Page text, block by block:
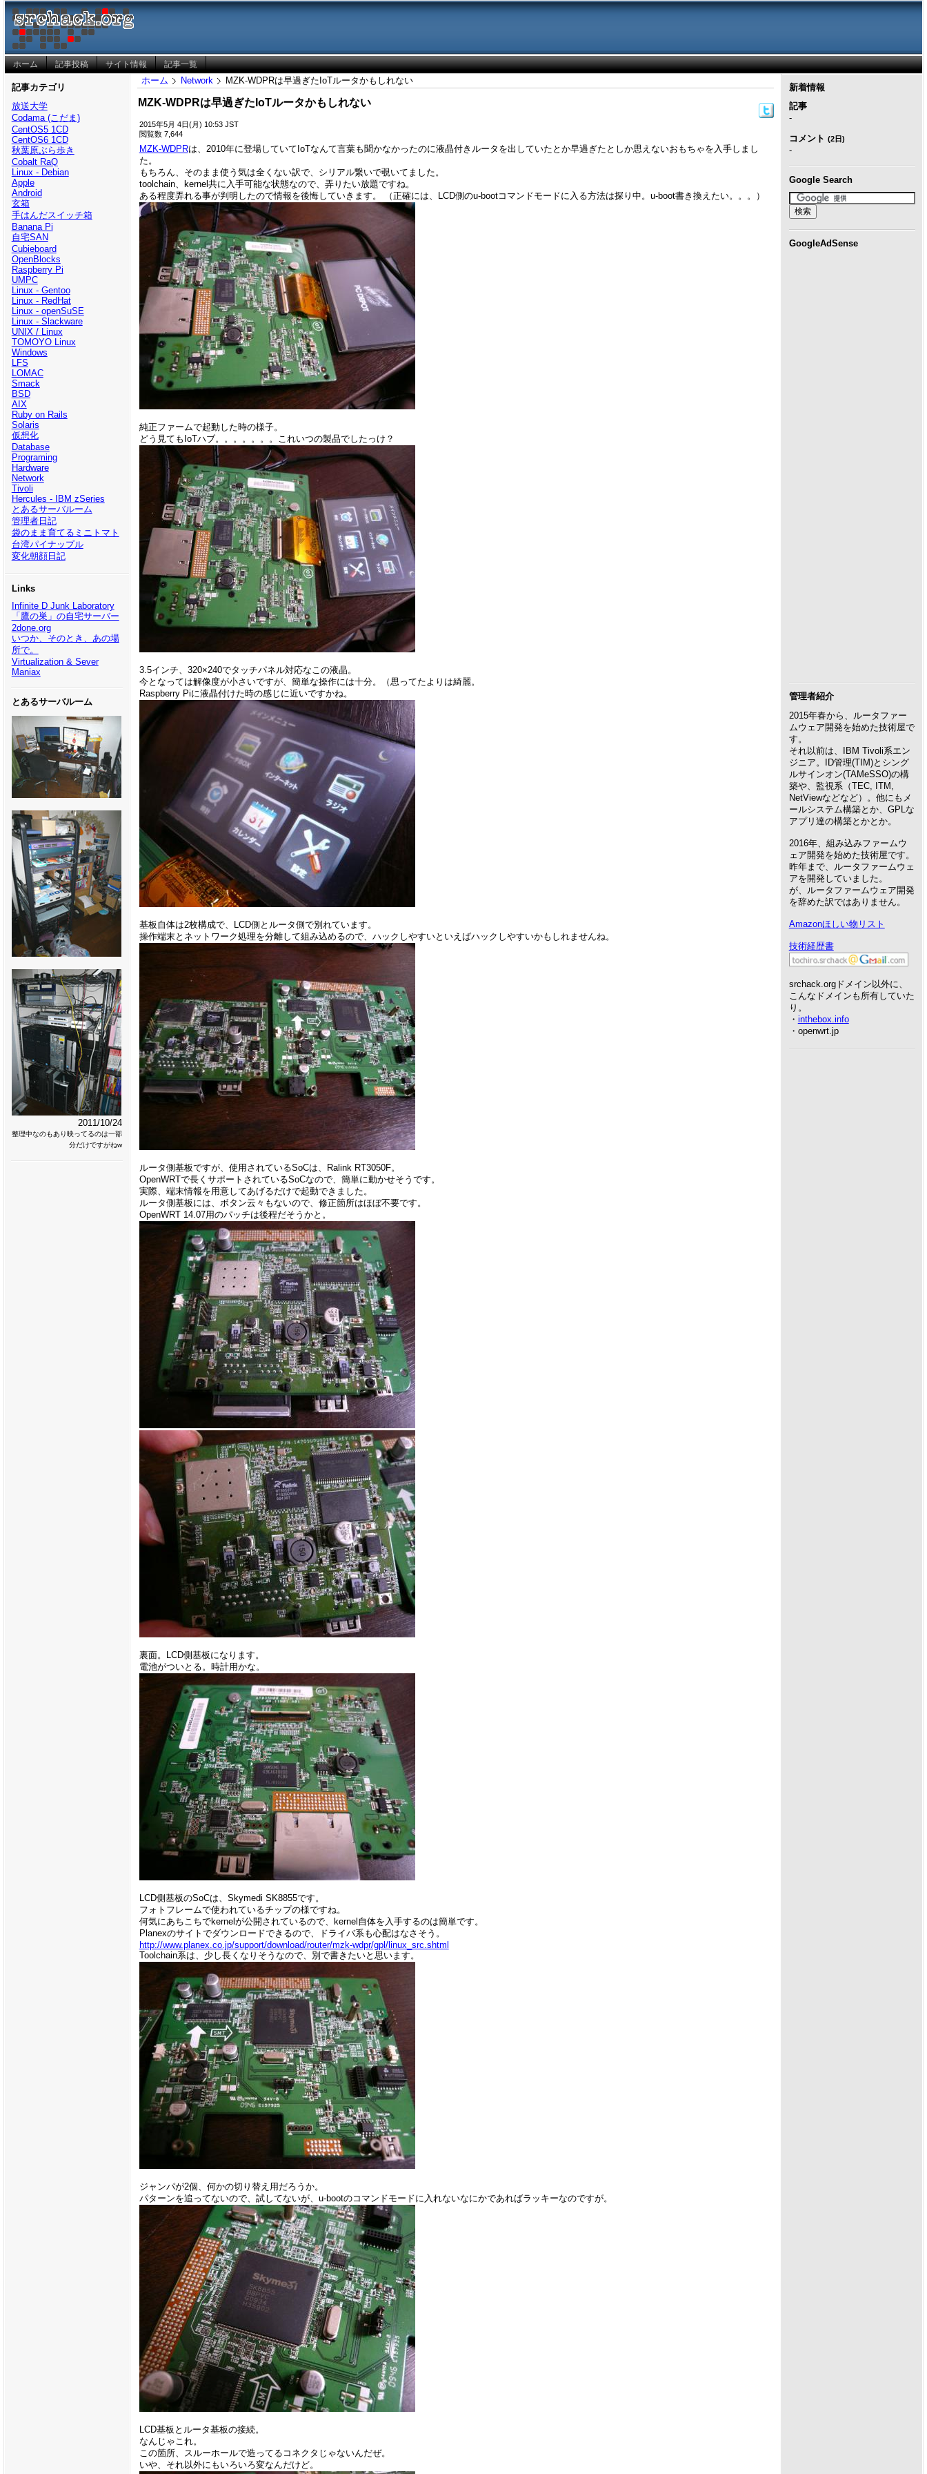
ホーム 記事投稿 サイト情報 記事一覧
記事カテゴリ
放送大学
Codama (こだま)
CentOS5 1CD
CentOS6 1CD
秋葉原ぶら歩き
Cobalt RaQ
Linux - Debian
Apple
Android
玄箱
手はんだスイッチ箱
Banana Pi
自宅SAN
Cubieboard
OpenBlocks
Raspberry Pi
UMPC
Linux - Gentoo
Linux - RedHat
Linux - openSuSE
Linux - Slackware
UNIX / Linux
TOMOYO Linux
Windows
LFS
LOMAC
Smack
BSD
AIX
Ruby on Rails
Solaris
仮想化
Database
Programing
Hardware
Network
Tivoli
Hercules - IBM zSeries
とあるサーバルーム
管理者日記
袋のまま育てるミニトマト
台湾パイナップル
変化朝顔日記
Links
Infinite D Junk Laboratory
「鷹の巣」の自宅サーバー
2done.org
いつか、そのとき、あの場
所で。
Virtualization & Sever
Maniax
とあるサーバルーム
2011/10/24
整理中なのもあり映ってるのは一部
分だけですがねw
ホーム Network MZK-WDPRは早過ぎたIoTルータかもしれない
MZK-WDPRは早過ぎたIoTルータかもしれない
2015年5月 4日(月) 10:53 JST
閲覧数 7,644
MZK-WDPRは、2010年に登場していてIoTなんて言葉も聞かなかったのに液晶付きルータを出していたとか早過ぎたとしか思えないおもちゃを入手しまし
た。
もちろん、そのまま使う気は全くない訳で、シリアル繋いで覗いてました。
toolchain、kernel共に入手可能な状態なので、弄りたい放題ですね。
ある程度弄れる事が判明したので情報を後悔していきます。 （正確には、LCD側のu-bootコマンドモードに入る方法は探り中。u-boot書き換えたい。。。）
純正ファームで起動した時の様子。
どう見てもIoTハブ。。。。。。。これいつの製品でしたっけ？
3.5インチ、320×240でタッチパネル対応なこの液晶。
今となっては解像度が小さいですが、簡単な操作には十分。（思ってたよりは綺麗。
Raspberry Piに液晶付けた時の感じに近いですかね。
基板自体は2枚構成で、LCD側とルータ側で別れています。
操作端末とネットワーク処理を分離して組み込めるので、ハックしやすいといえばハックしやすいかもしれませんね。
ルータ側基板ですが、使用されているSoCは、Ralink RT3050F。
OpenWRTで長くサポートされているSoCなので、簡単に動かせそうです。
実際、端末情報を用意してあげるだけで起動できました。
ルータ側基板には、ボタン云々もないので、修正箇所はほぼ不要です。
OpenWRT 14.07用のパッチは後程だそうかと。
裏面。LCD側基板になります。
電池がついとる。時計用かな。
LCD側基板のSoCは、Skymedi SK8855です。
フォトフレームで使われているチップの様ですね。
何気にあちこちでkernelが公開されているので、kernel自体を入手するのは簡単です。
Planexのサイトでダウンロードできるので、ドライバ系も心配はなさそう。
http://www.planex.co.jp/support/download/router/mzk-wdpr/gpl/linux_src.shtml
Toolchain系は、少し長くなりそうなので、別で書きたいと思います。
ジャンパが2個、何かの切り替え用だろうか。
パターンを追ってないので、試してないが、u-bootのコマンドモードに入れないなにかであればラッキーなのですが。
LCD基板とルータ基板の接続。
なんじゃこれ。
この箇所、スルーホールで造ってるコネクタじゃないんだぜ。
いや、それ以外にもいろいろ変なんだけど。
新着情報
記事
-
コメント (2日)
-
Google Search
GoogleAdSense
管理者紹介
2015年春から、ルータファー
ムウェア開発を始めた技術屋で
す。
それ以前は、IBM Tivoli系エン
ジニア。ID管理(TIM)とシング
ルサインオン(TAMeSSO)の構
築や、監視系（TEC, ITM,
NetViewなどなど）。他にもメ
ールシステム構築とか、GPLな
アプリ達の構築とかとか。
2016年、組み込みファームウ
ェア開発を始めた技術屋です。
昨年まで、ルータファームウェ
アを開発していました。
が、ルータファームウェア開発
を辞めた訳ではありません。
Amazonほしい物リスト
技術経歴書
srchack.orgドメイン以外に、
こんなドメインも所有していた
り。
・ inthebox.info
・openwrt.jp